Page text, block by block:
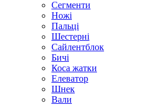
Сегменти
Ножі
Пальці
Шестерні
Сайлентблок
Бичі
Коса жатки
Елеватор
Шнек
Вали